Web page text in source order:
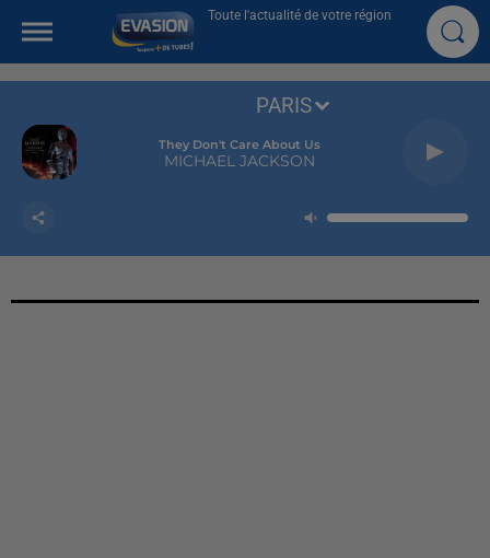
Toute l'actualité de votre région
They Don't Care About Us
MICHAEL JACKSON
PARIS